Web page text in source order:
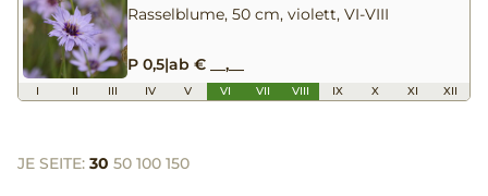
Rasselblume, 50 cm, violett, VI-VIII
P 0,5|ab € __,__
I II III IV V VI VII VIII IX X XI XII
JE SEITE: 30 50 100 150